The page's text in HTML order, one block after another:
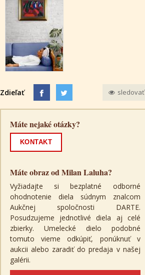
Zdieľať sledovať
Máte nejaké otázky?
KONTAKT
Máte obraz od Milan Laluha?
Vyžiadajte si bezplatné odborné
ohodnotenie diela súdnym znalcom
Aukčnej spoločnosti DARTE.
Posudzujeme jednotlivé diela aj celé
zbierky. Umelecké dielo podobné
tomuto vieme odkúpiť, ponúknuť v
aukcii alebo zaradiť do predaja v našej
galérii.